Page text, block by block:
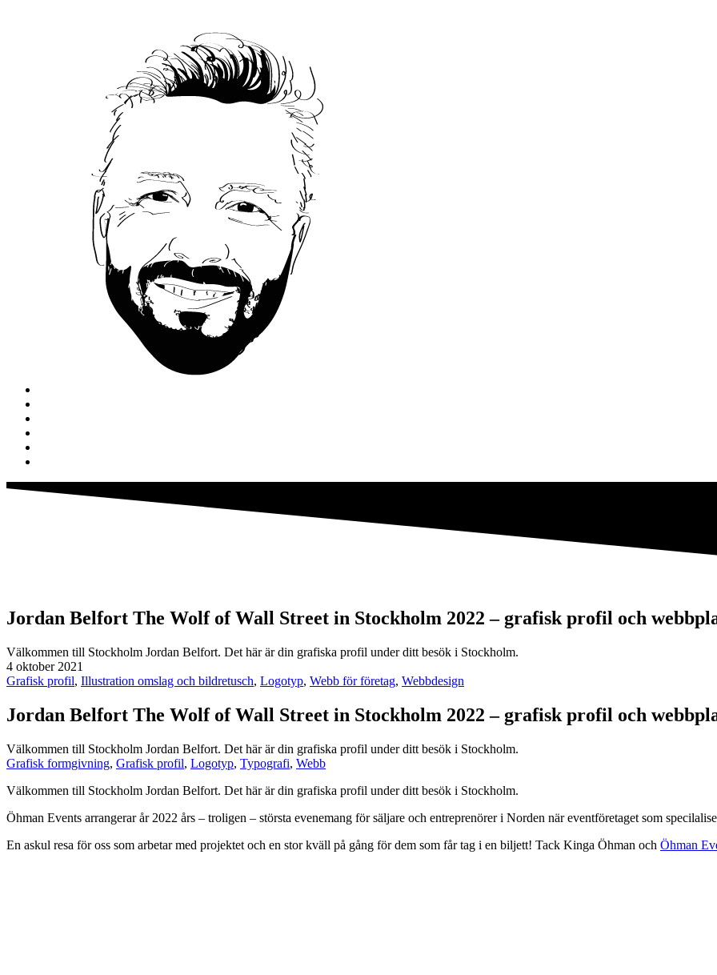
Jordan Belfort The Wolf of Wall Street in Stockholm 2022 – grafisk profil och
Välkommen till Stockholm Jordan Belfort. Det här är din grafiska profil under ditt besök i Stockholm.
4 oktober 2021
Grafisk profil, Illustration omslag och bildretusch, Logotyp, Webb för företag, Webbdesign
Jordan Belfort The Wolf of Wall Street in Stockholm 2022 – grafisk profil och
Välkommen till Stockholm Jordan Belfort. Det här är din grafiska profil under ditt besök i Stockholm.
Grafisk formgivning, Grafisk profil, Logotyp, Typografi, Webb
Välkommen till Stockholm Jordan Belfort. Det här är din grafiska profil under ditt besök i Stockholm.
Öhman Events arrangerar år 2022 års – troligen – största evenemang för säljare och entreprenörer i Norden när eventföretaget som
En askul resa för oss som arbetar med projektet och en stor kväll på gång för dem som får tag i en biljett! Tack Kinga Öhman och Öhman